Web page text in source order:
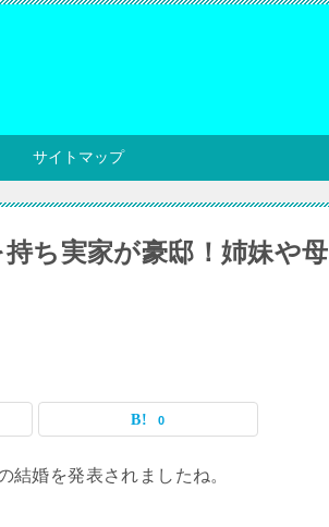
サイトマップ
ち実家が豪邸！姉妹や母
0
婚を発表されましたね。